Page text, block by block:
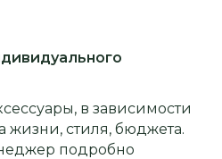
в зависимости
жизни, стиля, бюджета.
подробно